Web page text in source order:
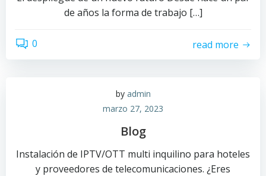
de años la forma de trabajo […]
0 read more
by admin
marzo 27, 2023
Blog
Instalación de IPTV/OTT multi inquilino para hoteles
y proveedores de telecomunicaciones. ¿Eres